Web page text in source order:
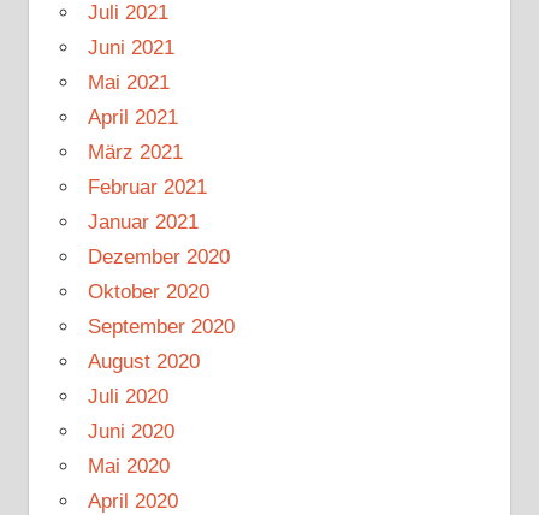
Juli 2021
Juni 2021
Mai 2021
April 2021
März 2021
Februar 2021
Januar 2021
Dezember 2020
Oktober 2020
September 2020
August 2020
Juli 2020
Juni 2020
Mai 2020
April 2020